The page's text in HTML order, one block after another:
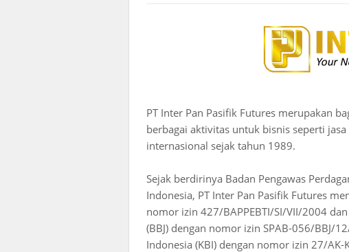
PT Inter Pan Pasifik Futures merupakan
berbagai aktivitas untuk bisnis seperti
internasional sejak tahun 1989.
Sejak berdirinya Badan Pengawas
Indonesia, PT Inter Pan Pasifik Futures
nomor izin 427/BAPPEBTI/SI/VII/2004
(BBJ) dengan nomor izin SPAB-056/BBJ/
Indonesia (KBI) dengan nomor izin 27/AK-